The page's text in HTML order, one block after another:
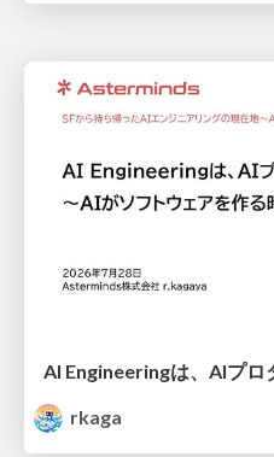
rkaga